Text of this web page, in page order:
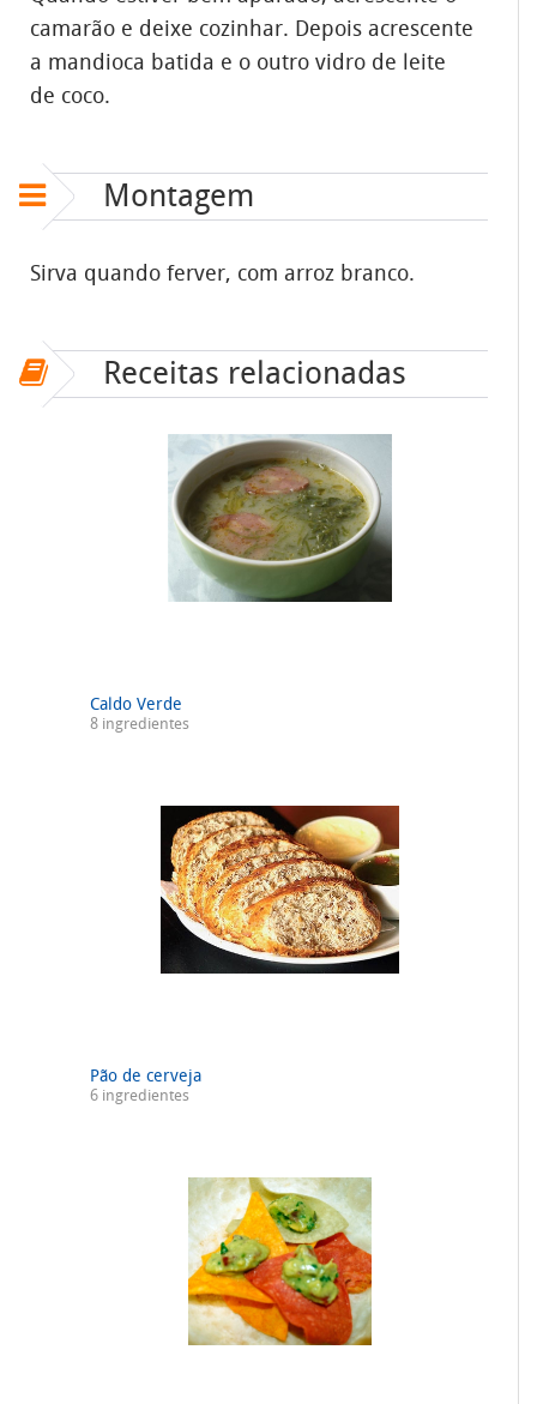
camarão e deixe cozinhar. Depois acrescente
a mandioca batida e o outro vidro de leite
de coco.
Montagem
Sirva quando ferver, com arroz branco.
Receitas relacionadas
Caldo Verde
8 ingredientes
Pão de cerveja
6 ingredientes